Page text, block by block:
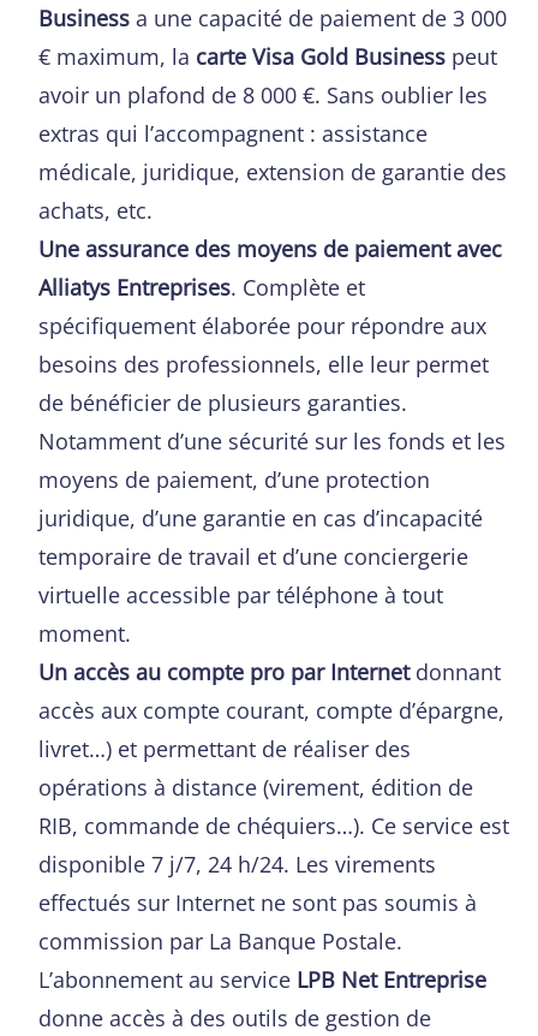
Business a une capacité de paiement de 3 000
€ maximum, la carte Visa Gold Business peut
avoir un plafond de 8 000 €. Sans oublier les
extras qui l’accompagnent : assistance
médicale, juridique, extension de garantie des
achats, etc.
Une assurance des moyens de paiement avec
Alliatys Entreprises. Complète et
spécifiquement élaborée pour répondre aux
besoins des professionnels, elle leur permet
de bénéficier de plusieurs garanties.
Notamment d’une sécurité sur les fonds et les
moyens de paiement, d’une protection
juridique, d’une garantie en cas d’incapacité
temporaire de travail et d’une conciergerie
virtuelle accessible par téléphone à tout
moment.
Un accès au compte pro par Internetdonnant
accès aux compte courant, compte d’épargne,
livret…) et permettant de réaliser des
opérations à distance (virement, édition de
RIB, commande de chéquiers…). Ce service est
disponible 7 j/7, 24 h/24. Les virements
effectués sur Internet ne sont pas soumis à
commission par La Banque Postale.
L’abonnement au service LPB Net Entreprise
donne accès à des outils de gestion de